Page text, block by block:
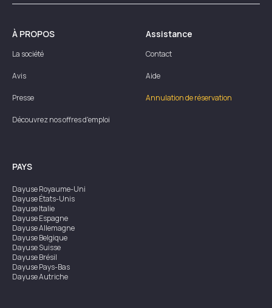
À PROPOS
La société
Avis
Presse
Découvrez nos offres d'emploi
Assistance
Contact
Aide
Annulation de réservation
PAYS
DayuseRoyaume-Uni
DayuseÉtats-Unis
DayuseItalie
DayuseEspagne
DayuseAllemagne
DayuseBelgique
DayuseSuisse
DayuseBrésil
DayusePays-Bas
DayuseAutriche